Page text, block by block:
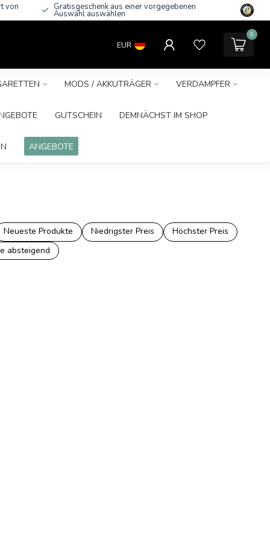
von Gratisgeschenk aus einer vorgegebenen
Auswahl auswählen
EUR
0
MODS / AKKUTRÄGER VERDAMPFER
GUTSCHEIN DEMNÄCHST IM SHOP
ANGEBOTE
Neueste Produkte Niedrigster Preis
Höchster Preis
absteigend